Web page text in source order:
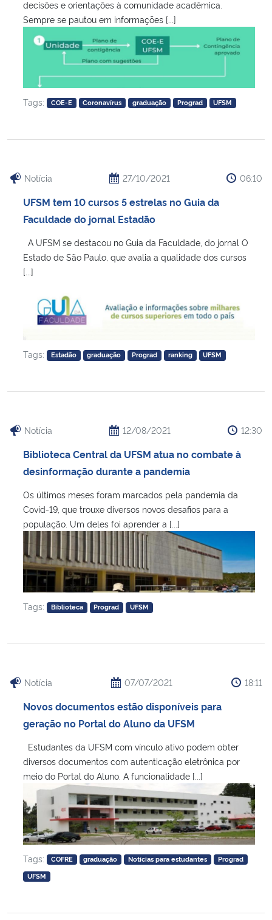
decisões e orientações à comunidade acadêmica.
Sempre se pautou em informações [...]
Tags: COE-E Coronavírus graduação Prograd UFSM
Notícia 27/10/2021 06:10
UFSM tem 10 cursos 5 estrelas no Guia da
Faculdade do jornal Estadão
A UFSM se destacou no Guia da Faculdade, do jornal O
Estado de São Paulo, que avalia a qualidade dos cursos
[...]
Tags: Estadão graduação Prograd ranking UFSM
Notícia 12/08/2021 12:30
Biblioteca Central da UFSM atua no combate à
desinformação durante a pandemia
Os últimos meses foram marcados pela pandemia da
Covid-19, que trouxe diversos novos desafios para a
população. Um deles foi aprender a [...]
Tags: Biblioteca Prograd UFSM
Notícia 07/07/2021 18:11
Novos documentos estão disponíveis para
geração no Portal do Aluno da UFSM
Estudantes da UFSM com vínculo ativo podem obter
diversos documentos com autenticação eletrônica por
meio do Portal do Aluno. A funcionalidade [...]
Tags: COFRE graduação Notícias para estudantes
Prograd
UFSM